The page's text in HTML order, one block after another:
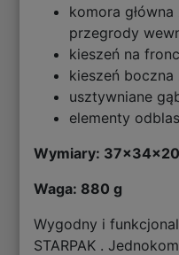
komora
przegrody
kieszeń na
kieszeń
usztywniane
elementy
Wymiary:
Waga: 880 g
Wygodny i
STARPAK .